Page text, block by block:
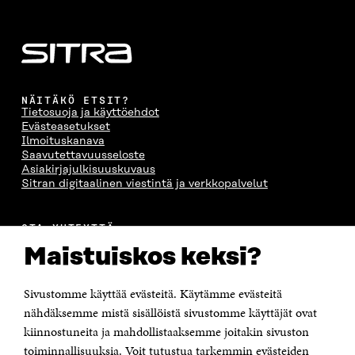
Maistuiskos keksi?
Sivustomme käyttää evästeitä. Käytämme evästeitä
nähdäksemme mistä sisällöistä sivustomme käyttäjät ovat
kiinnostuneita ja mahdollistaaksemme joitakin sivuston
toiminnallisuuksia. Voit tutustua tarkemmin evästeiden
NÄITÄKÖ ETSIT?
Tietosuoja ja käyttöehdot
Evästeasetukset
Ilmoituskanava
Saavutettavuusseloste
Asiakirjajulkisuuskuvaus
Sitran digitaalinen viestintä ja verkkopalvelut
OTA YHTEYTTÄ
Itämerenkatu 11-13, PL 160,
00181 Helsinki
Puhelin +358 294 618 991
Sähköpostiosoite
Saapumisohjeet